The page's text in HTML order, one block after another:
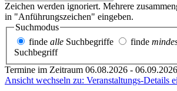
Zeichen werden ignoriert. Mehrere
in "Anführungszeichen" eingeben.
Suchmodus
finde alle Suchbegriffe finde
Suchbegriff
Termine im Zeitraum 06.08.2026 - 06.09.2026
Ansicht wechseln zu: Veranstaltungs-Details